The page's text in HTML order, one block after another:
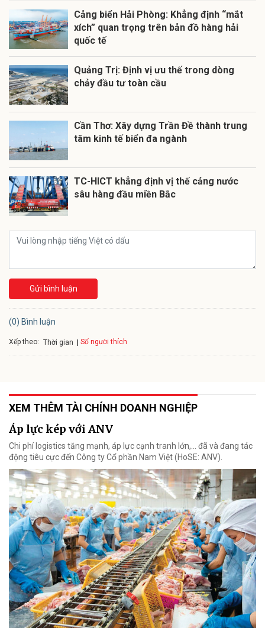
Cảng biển Hải Phòng: Khẳng định “mắt
xích” quan trọng trên bản đồ hàng hải
quốc tế
Quảng Trị: Định vị ưu thế trong dòng
chảy đầu tư toàn cầu
Cần Thơ: Xây dựng Trần Đề thành trung
tâm kinh tế biển đa ngành
TC-HICT khẳng định vị thế cảng nước
sâu hàng đầu miền Bắc
Gửi bình luận
(0) Bình luận
Xếp theo: Thời gian Số người thích
XEM THÊM TÀI CHÍNH DOANH NGHIỆP
Áp lực kép với ANV
Chi phí logistics tăng mạnh, áp lực cạnh tranh lớn,... đã và đang tác
động tiêu cực đến Công ty Cổ phần Nam Việt (HoSE: ANV).